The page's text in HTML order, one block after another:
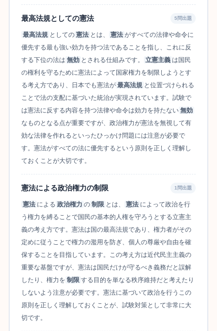
最高法規としての憲法 5問出題
最高法規 としての 憲法 とは、 憲法 がすべての法律や命令に
優先する最も強い効力を持つ法であることを指し、これに反
する下位の法は 無効 とされる仕組みです。 立憲主義 は国民
の権利を守るために憲法によって国家権力を制限しようとす
る考え方であり、日本でも憲法が 最高法規 と位置づけられる
ことで法の支配に基づいた統治が実現されています。試験で
は憲法に反する内容を持つ法律や命令は効力を持たない 無効
なものとなる点が重要ですが、政治権力が憲法を無視して有
効な法律を作れるといったひっかけ問題には注意が必要で
す。憲法がすべての法に優先するという原則を正しく理解し
ておくことが大切です。
憲法による政治権力の制限 1問出題
憲法 による 政治権力 の 制限 とは、 憲法 によって政治を行
う権力を縛ることで国民の基本的人権を守ろうとする立憲主
義の考え方です。憲法は国の最高法規であり、権力者がその
定めに従うことで権力の濫用を防ぎ、個人の尊厳や自由を確
保することを目指しています。この考え方は近代民主主義の
重要な基盤ですが、憲法は国民だけが守るべき義務だと誤解
したり、権力を 制限 する目的を単なる秩序維持だと考えたり
しないよう注意が必要です。憲法に基づいて政治を行うこの
原則を正しく理解しておくことが、試験対策として非常に大
切です。